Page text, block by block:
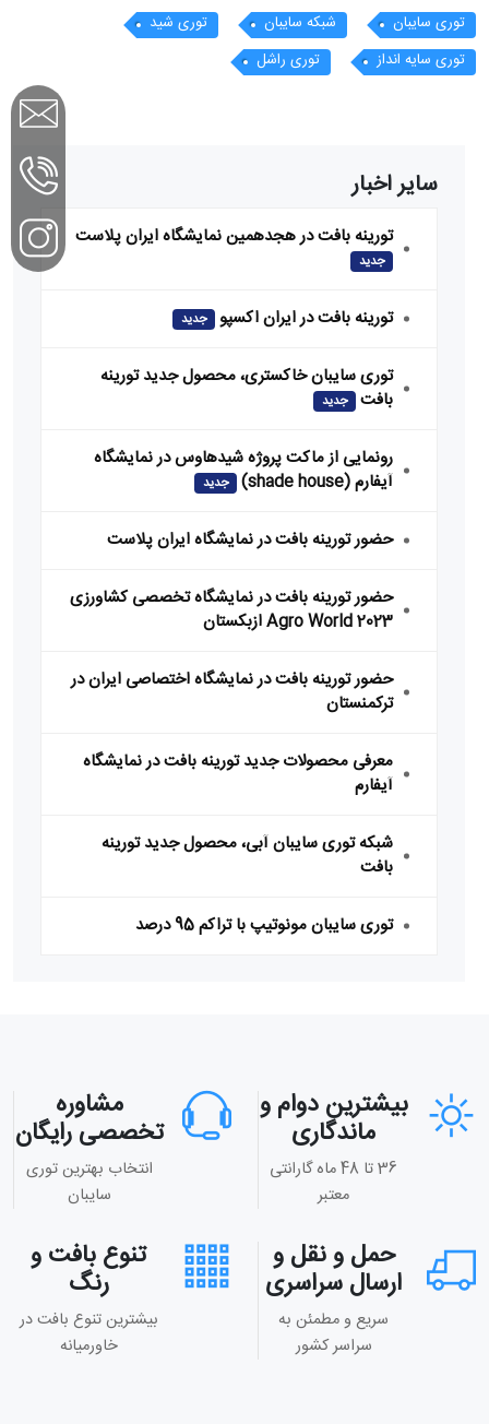
توری سایبان
شبکه سایبان
توری شید
توری سایه انداز
توری راشل
سایر اخبار
تورینه بافت در هجدهمین نمایشگاه ایران پلاست
جدید
تورینه بافت در ایران اکسپو جدید
توری سایبان خاکستری، محصول جدید تورینه
بافت جدید
رونمایی از ماکت پروژه شیدهاوس در نمایشگاه
آیفارم (shade house)
جدید
حضور تورینه بافت در نمایشگاه ایران پلاست
حضور تورینه بافت در نمایشگاه تخصصی کشاورزی
Agro World 2023 ازبکستان
حضور تورینه بافت در نمایشگاه اختصاصی ایران در
ترکمنستان
معرفی محصولات جدید تورینه بافت در نمایشگاه
آیفارم
شبکه توری سایبان آبی، محصول جدید تورینه
بافت
توری سایبان مونوتیپ با تراکم 95 درصد
بیشترین دوام و
ماندگاری
36 تا 48 ماه گارانتی
معتبر
مشاوره
تخصصی رایگان
انتخاب بهترین توری
سایبان
حمل و نقل و
ارسال سراسری
سریع و مطمئن به
سراسر کشور
تنوع بافت و
رنگ
بیشترین تنوع بافت در
خاورمیانه